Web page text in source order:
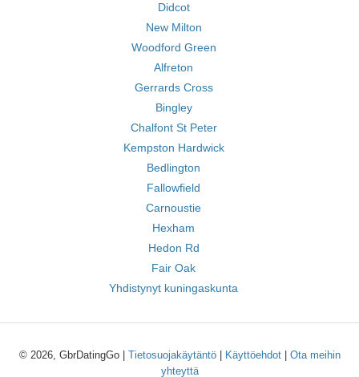
Didcot
New Milton
Woodford Green
Alfreton
Gerrards Cross
Bingley
Chalfont St Peter
Kempston Hardwick
Bedlington
Fallowfield
Carnoustie
Hexham
Hedon Rd
Fair Oak
Yhdistynyt kuningaskunta
© 2026, GbrDatingGo | Tietosuojakäytäntö| Käyttöehdot| Ota meihin
yhteyttä